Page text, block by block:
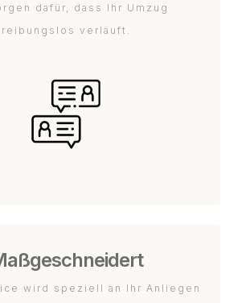
dafür, dass Ihr Umzug
reibungslos verläuft.
wird speziell an Ihr Anliegen